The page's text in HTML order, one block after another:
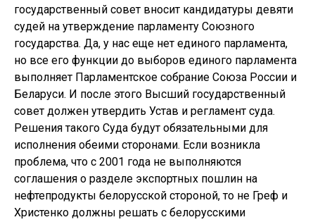
государственный совет вносит кандидатуры девяти
судей на утверждение парламенту Союзного
государства. Да, у нас еще нет единого парламента,
но все его функции до выборов единого парламента
выполняет Парламентское собрание Союза России и
Беларуси. И после этого Высший государственный
совет должен утвердить Устав и регламент суда.
Решения такого Суда будут обязательными для
исполнения обеими сторонами. Если возникла
проблема, что с 2001 года не выполняются
соглашения о разделе экспортных пошлин на
нефтепродукты белорусской стороной, то не Греф и
Христенко должны решать с белорусскими